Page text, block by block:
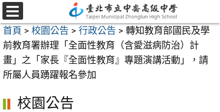
跳
至
主
要
內
容
選
單
首頁 > 校園公告 > 行政公告 > 轉知教育部國民及學
前教育署辦理「全面性教育（含愛滋病防治）計
畫」之「家長『全面性教育』專題演講活動」，請
所屬人員踴躍報名參加
校園公告